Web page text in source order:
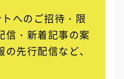
へのご招待・限
・ 新着記事の案
先行配信など、